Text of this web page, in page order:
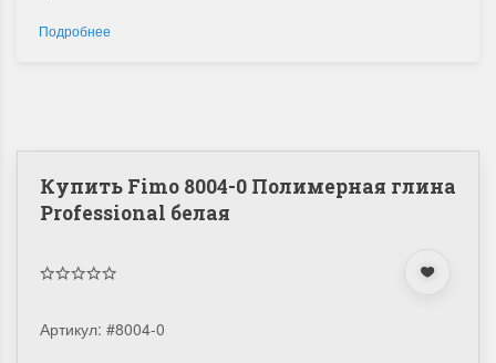
Подробнее
Купить Fimo 8004-0 Полимерная глина
Professional белая
Артикул: #8004-0